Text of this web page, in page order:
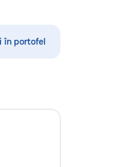
вмятин без покраски,
а защитная пленка на фары
în portofel